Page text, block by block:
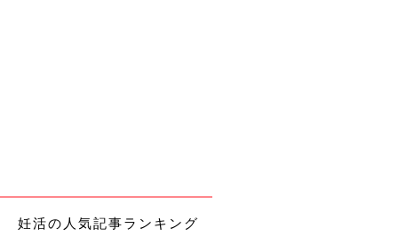
（胚）を培養します。そして、良質の胚を選び子宮内に戻しま
す。
採卵と同時期に胚移植をする「新鮮胚移植」よりも、胚培養のあ
妊活の人気記事ランキング